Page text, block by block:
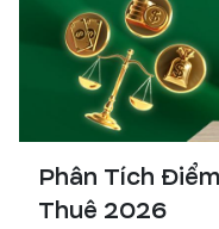
Phân Tích
Thuê 2026